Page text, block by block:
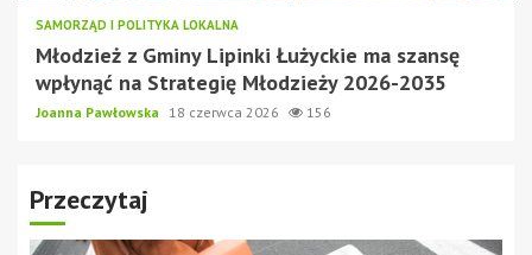
SAMORZĄD I POLITYKA LOKALNA
Młodzież z Gminy Lipinki Łużyckie ma szansę
wpłynąć na Strategię Młodzieży 2026-2035
Joanna Pawłowska 18 czerwca 2026 156
Przeczytaj